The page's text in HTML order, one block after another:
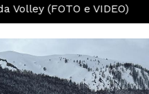
(FOTO e VIDEO)